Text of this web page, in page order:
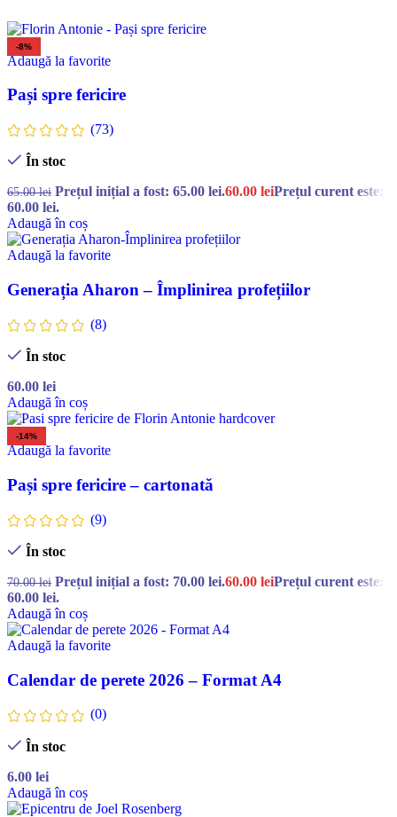
-8%
Adaugă la favorite
Pași spre fericire
(73)
În stoc
65.00lei Prețul inițial a fost: 65.00 lei.60.00 leiPrețul curent este:
60.00 lei.
Adaugă în coș
Adaugă la favorite
Generația Aharon – Împlinirea profețiilor
(8)
În stoc
60.00 lei
Adaugă în coș
-14%
Adaugă la favorite
Pași spre fericire – cartonată
(9)
În stoc
70.00lei Prețul inițial a fost: 70.00 lei.60.00 leiPrețul curent este:
60.00 lei.
Adaugă în coș
Adaugă la favorite
Calendar de perete 2026 – Format A4
(0)
În stoc
6.00 lei
Adaugă în coș